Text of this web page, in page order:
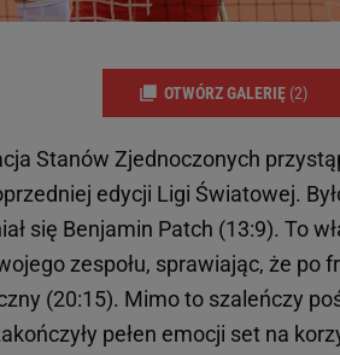
OTWÓRZ GALERIĘ (2)
Stanów Zjednoczonych
edycji Ligi Światowej.
się Benjamin Patch (13:9). To
zespołu, sprawiając, że po
(20:15). Mimo to szaleńczy
pełen emocji set na